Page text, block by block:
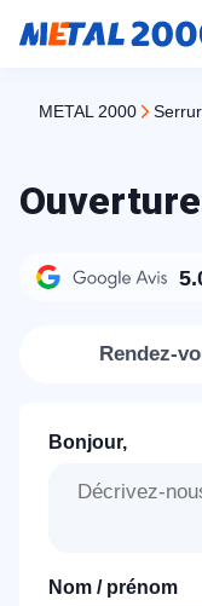
METAL 2000
Rendez-
Bonjour,
Nom / prénom